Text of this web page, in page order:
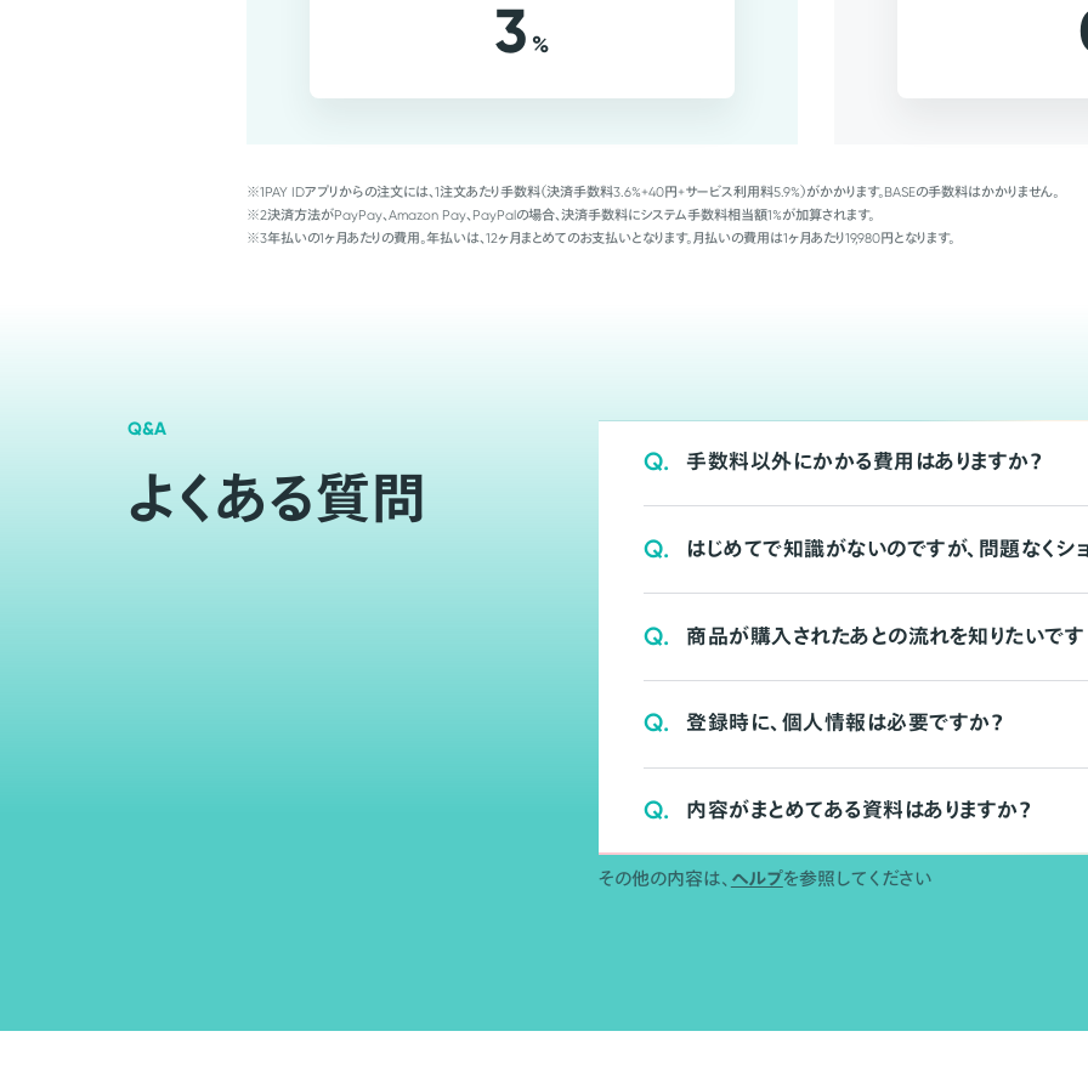
3 %
※1PAY IDアプリからの注文には、1注文あたり手数料（決済手数料3.6%+40円+サービス利用料5.9%）がかかります。BASEの手数料はかかりません。
※2決済方法がPayPay、Amazon Pay、PayPalの場合、決済手数料にシステム手数料相当額1%が加算されます。
※3年払いの1ヶ月あたりの費用。年払いは、12ヶ月まとめてのお支払いとなります。月払いの費用は1ヶ月あたり19,980円となります。
Q&A
よくある質問
Q. 手数料以外にかかる費用はありますか？
Q. はじめてで知識がないのですが、問題なくシ
Q. 商品が購入されたあとの流れを知りたいです
Q. 登録時に、個人情報は必要ですか？
Q. 内容がまとめてある資料はありますか？
その他の内容は、 ヘルプを参照してください